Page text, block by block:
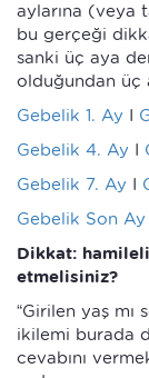
aylarına (veya
bu gerçeği
sanki üç aya
olduğundan üç
Gebelik 1. Ay I
Gebelik 4. Ay I
Gebelik 7. Ay I
Gebelik Son Ay
Dikkat:
etmelisiniz?
“Girilen yaş mı
ikilemi burada
cevabını